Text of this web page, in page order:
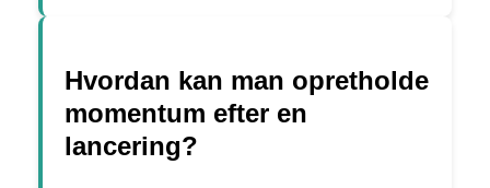
Hvordan kan man opretholde
momentum efter en
lancering?